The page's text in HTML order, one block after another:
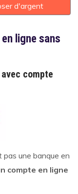
d'argent
ligne sans
compte
pas une banque en
compte en ligne